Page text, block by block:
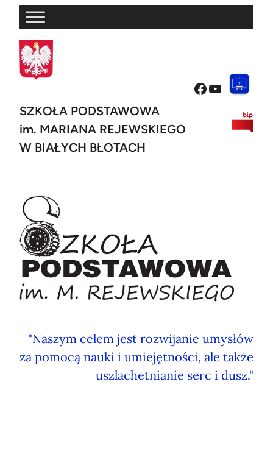
Przejdź
treści
SZKOŁA PODSTAWOWA
im. MARIANA REJEWSKIEGO
W BIAŁYCH BŁOTACH
Facebook
YouTube
"Naszym celem jest rozwijanie umysłów
za pomocą nauki i umiejętności, ale także
uszlachetnianie serc i dusz."